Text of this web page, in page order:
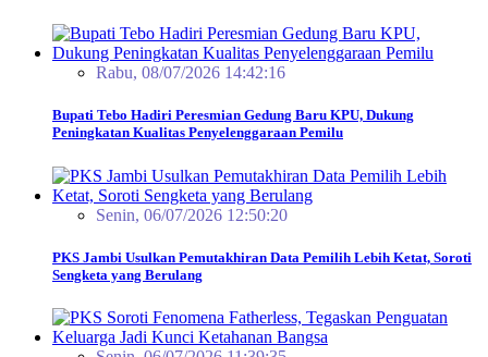
Rabu, 08/07/2026 14:42:16
Bupati Tebo Hadiri Peresmian Gedung Baru KPU, Dukung
Peningkatan Kualitas Penyelenggaraan Pemilu
Senin, 06/07/2026 12:50:20
PKS Jambi Usulkan Pemutakhiran Data Pemilih Lebih Ketat, Soroti
Sengketa yang Berulang